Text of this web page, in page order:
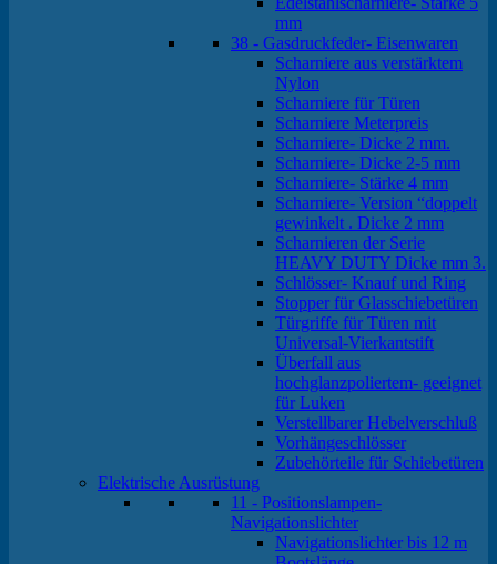
mm
38 - Gasdruckfeder- Eisenwaren
Scharniere aus verstärktem
Nylon
Scharniere für Türen
Scharniere Meterpreis
Scharniere- Dicke 2 mm.
Scharniere- Dicke 2-5 mm
Scharniere- Stärke 4 mm
Scharniere- Version “doppelt
gewinkelt . Dicke 2 mm
Scharnieren der Serie
HEAVY DUTY Dicke mm 3.
Schlösser- Knauf und Ring
Stopper für Glasschiebetüren
Türgriffe für Türen mit
Universal-Vierkantstift
Überfall aus
hochglanzpoliertem- geeignet
für Luken
Verstellbarer Hebelverschluß
Vorhängeschlösser
Zubehörteile für Schiebetüren
Elektrische Ausrüstung
11 - Positionslampen-
Navigationslichter
Navigationslichter bis 12 m